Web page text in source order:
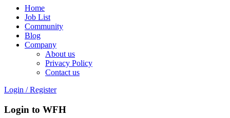
Home
Job List
Community
Blog
Company
About us
Privacy Policy
Contact us
Login / Register
Login to WFH